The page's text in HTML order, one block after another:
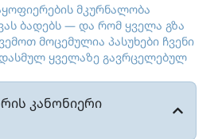
მკურნალობა
ბადებს — და რომ ყველა გზა
მოცემულია პასუხები ჩვენი
დასმულ ყველაზე გავრცელებულ
კანონიერი